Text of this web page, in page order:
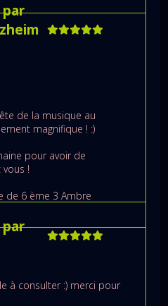
de la musique au
magnifique ! :)
pour avoir de
vous !
de 6 ème 3 Ambre
à consulter :) merci pour